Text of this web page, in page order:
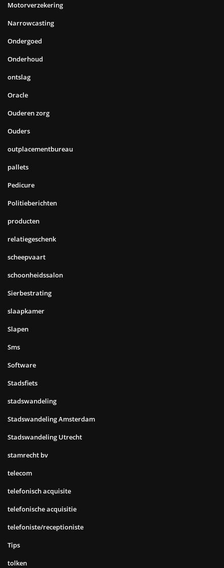
Motorverzekering
Narrowcasting
Ondergoed
Onderhoud
ontslag
Oracle
Ouderen zorg
Ouders
outplacementbureau
pallets
Pedicure
Politieberichten
producten
relatiegeschenk
scheepvaart
schoonheidssalon
Sierbestrating
slaapkamer
Slapen
Sms
Software
Stadsfiets
stadswandeling
Stadswandeling Amsterdam
Stadswandeling Utrecht
stamrecht bv
telecom
telefonisch acquisite
telefonische acquisitie
telefoniste/receptioniste
Tips
tolken